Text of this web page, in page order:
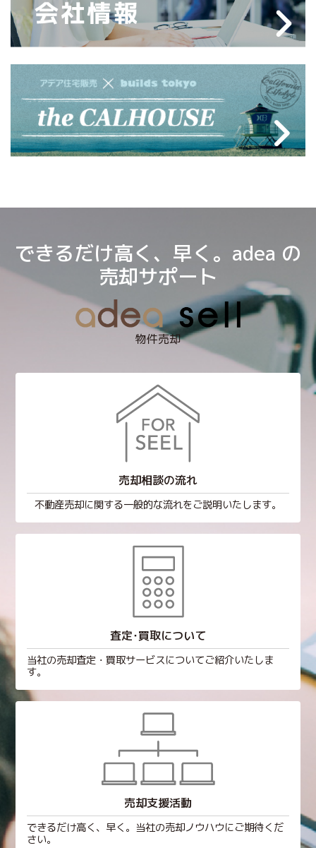
できるだけ高く、早く。adea の
売却サポート
物件売却
売却相談の流れ
不動産売却に関する一般的な流れをご説明いたします。
査定･買取について
当社の売却査定・買取サービスについてご紹介いたしま
す。
売却支援活動
できるだけ高く、早く。当社の売却ノウハウにご期待くだ
さい。